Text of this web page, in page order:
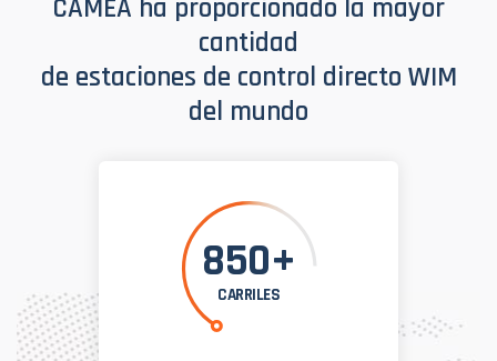
CAMEA ha proporcionado la mayor
cantidad
de estaciones de control directo WIM
del mundo
850+
CARRILES